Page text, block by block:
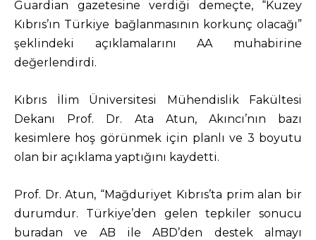
Guardian gazetesine verdiği demeçte, “Kuzey
Kıbrıs’ın Türkiye bağlanmasının korkunç olacağı”
şeklindeki açıklamalarını AA muhabirine
değerlendirdi.
Kıbrıs İlim Üniversitesi Mühendislik Fakültesi
Dekanı Prof. Dr. Ata Atun, Akıncı’nın bazı
kesimlere hoş görünmek için planlı ve 3 boyutu
olan bir açıklama yaptığını kaydetti.
Prof. Dr. Atun, “Mağduriyet Kıbrıs’ta prim alan bir
durumdur. Türkiye’den gelen tepkiler sonucu
buradan ve AB ile ABD’den destek almayı